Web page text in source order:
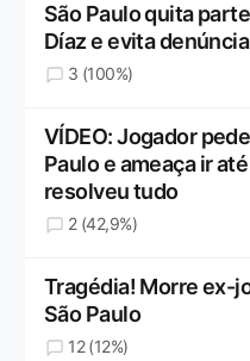
São Paulo quita
Díaz e evita
3 (100%)
VÍDEO: Jogador
Paulo e ameaça ir
resolveu tudo
2 (42,9%)
Tragédia! Morre ex-
São Paulo
12 (12%)